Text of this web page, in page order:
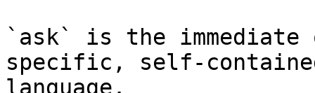
`ask` is the
specific, self-
language.